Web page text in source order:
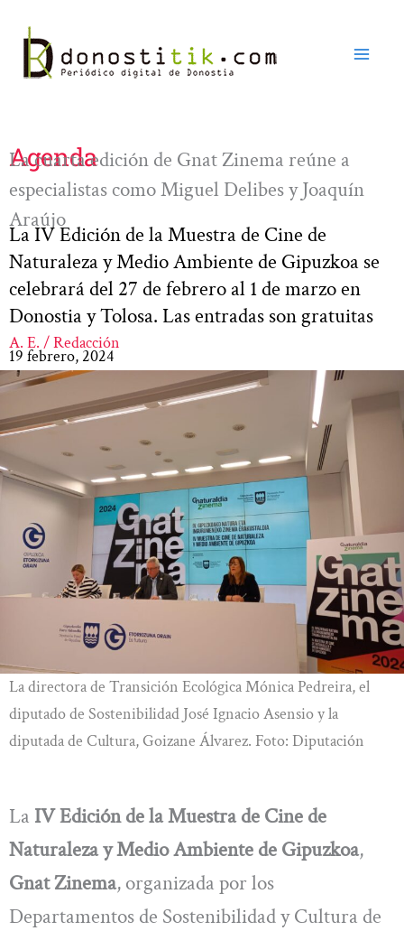
contenido
Agenda
La cuarta edición de Gnat Zinema reúne a
especialistas como Miguel Delibes y Joaquín
Araújo
La IV Edición de la Muestra de Cine de
Naturaleza y Medio Ambiente de Gipuzkoa se
celebrará del 27 de febrero al 1 de marzo en
Donostia y Tolosa. Las entradas son gratuitas
A. E. / Redacción
19 febrero, 2024
La directora de Transición Ecológica Mónica Pedreira, el
diputado de Sostenibilidad José Ignacio Asensio y la
diputada de Cultura, Goizane Álvarez. Foto: Diputación
La IV Edición de la Muestra de Cine de
Naturaleza y Medio Ambiente de Gipuzkoa,
Gnat Zinema, organizada por los
Departamentos de Sostenibilidad y Cultura de